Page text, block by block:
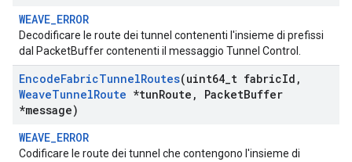
WEAVE_ERROR
Decodificare le route dei tunnel contenenti l'insieme di prefissi
dal PacketBuffer contenenti il messaggio Tunnel Control.
EncodeFabricTunnelRoutes(uint64 t fabricId ,
WeaveTunnelRoute *tunRoute , PacketBuffer
*message)
WEAVE_ERROR
Codificare le route dei tunnel che contengono l'insieme di